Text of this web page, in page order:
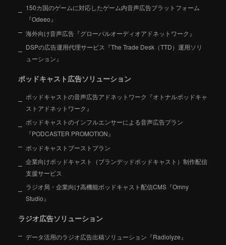
150カ国のゲームに対応したゲーム内音声広告プラットフォーム
『Odeeo』
海外向け音声広告『グローバルオーディオアドネットワーク』
DSPの広告運用代理サービス『The Trade Desk（TTD）運用ソリ
ューション』
ポッドキャスト広告ソリューション
ポッドキャストの音声広告アドネットワーク『オトナルポッドキャ
ストアドネットワーク』
ポッドキャストのインフルエンサーによる音声広告プラン
『PODCASTER PROMOTION』
ポッドキャストブーストプラン
企業向けポッドキャスト（ブランデッドポッドキャスト）制作配信
支援サービス
ラジオ局・企業向け高機能ポッドキャスト配信CMS『Omny
Studio』
ラジオ広告ソリューション
データ活用のラジオ広告出稿ソリューション『Radiolyze』